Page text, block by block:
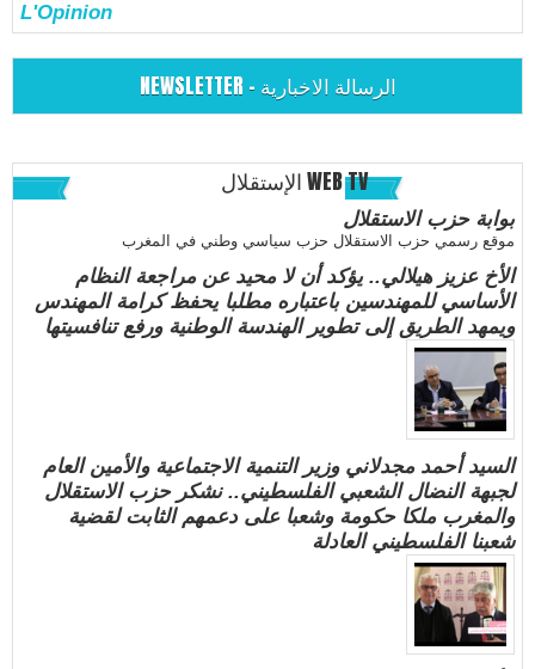
L'Opinion
NEWSLETTER - الرسالة الاخبارية
الإستقلال WEB TV
بوابة حزب الاستقلال
موقع رسمي حزب الاستقلال حزب سياسي وطني في المغرب
الأخ عزيز هيلالي.. يؤكد أن لا محيد عن مراجعة النظام
الأساسي للمهندسين باعتباره مطلبا يحفظ كرامة المهندس
ويمهد الطريق إلى تطوير الهندسة الوطنية ورفع تنافسيتها
السيد أحمد مجدلاني وزير التنمية الاجتماعية والأمين العام
لجبهة النضال الشعبي الفلسطيني.. نشكر حزب الاستقلال
والمغرب ملكا حكومة وشعبا على دعمهم الثابت لقضية
شعبنا الفلسطيني العادلة